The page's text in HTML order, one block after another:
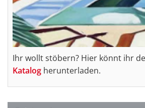
Ihr wollt stöbern? Hier könnt ihr
Katalog herunterladen.